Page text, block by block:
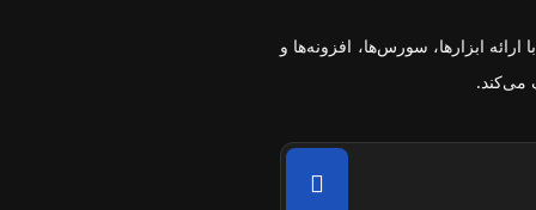
ابزارها، سورس‌ها، افزونه‌ها و
می‌کند.